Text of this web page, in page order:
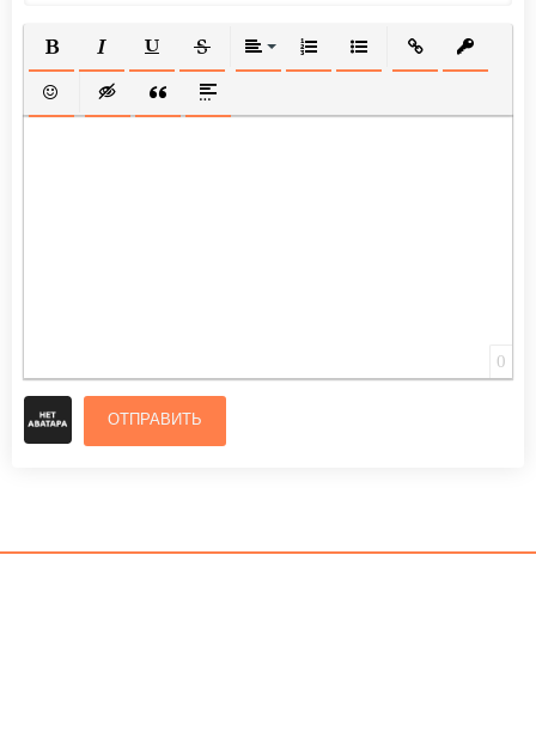
ПОЛУЖИРНЫЙ
КУРСИВПОДЧЕРКНУТЫЙ
ЗАЧЕРКНУТЫЙВЫРАВНИВАНИЕ
НУМЕРОВАННЫЙ СПИСОК
МАРКИРОВАННЫЙ
ВСТАВИТЬ
ВСТАВИТЬ СМАЙЛИК
ВСТАВКА СКРЫТОГО ТЕКСТА
ВСТАВКА ЦИТАТЫ
ВСТАВКА СПОЙЛЕРА
0
ОТПРАВИТЬ